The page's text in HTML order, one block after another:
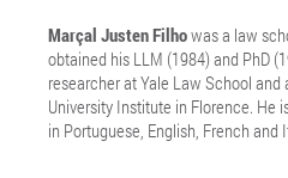
Marçal Justen Filhowas a law
obtained his LLM (1984) and PhD
researcher at Yale Law School
University Institute in Florence. He
in Portuguese, English, French and